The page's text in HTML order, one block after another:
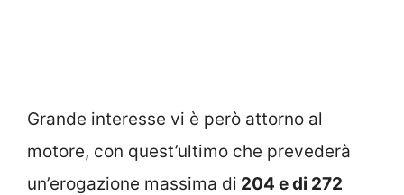
Grande interesse vi è però attorno al
motore, con quest’ultimo che prevederà
un’erogazione massima di 204 e di 272